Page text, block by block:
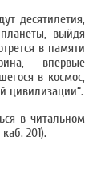
десятилетия,
выйдя
в памяти
впервые
в космос,
цивилизации“.
в читальном
201).